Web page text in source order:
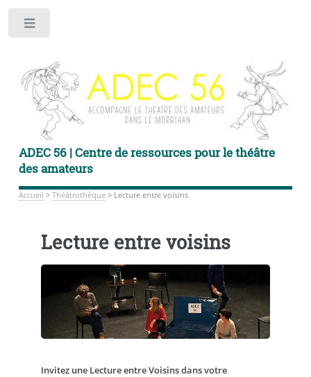
ADEC 56 | Centre de ressources pour le théâtre
des amateurs
Accueil > Théâtrothèque> Lecture entre voisins
Lecture entre voisins
Invitez une Lecture entre Voisins dans votre